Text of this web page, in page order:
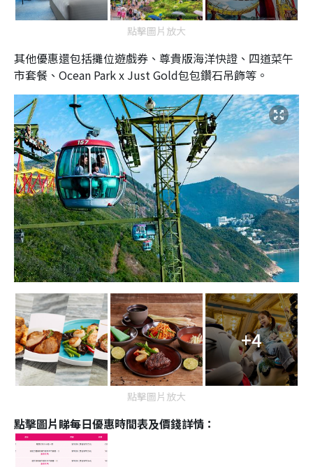
點擊圖片放大
其他優惠還包括攤位遊戲券、尊貴版海洋快證、四道菜午
市套餐、Ocean Park x Just Gold包包鑽石吊飾等。
+4
點擊圖片放大
點擊圖片睇每日優惠時間表及價錢詳情：